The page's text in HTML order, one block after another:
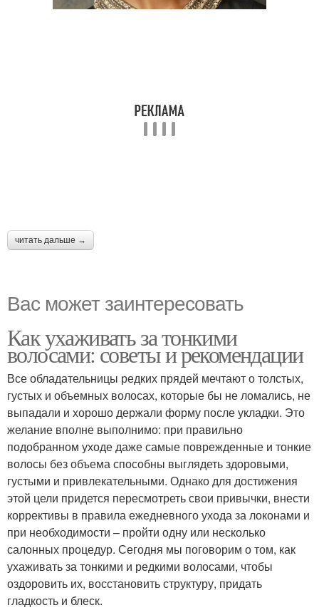
читать дальше →
Вас может заинтересовать
Как ухаживать за тонкими
волосами: советы и рекомендации
Все обладательницы редких прядей мечтают о толстых,
густых и объемных волосах, которые бы не ломались, не
выпадали и хорошо держали форму после укладки. Это
желание вполне выполнимо: при правильно
подобранном уходе даже самые поврежденные и тонкие
волосы без объема способны выглядеть здоровыми,
густыми и привлекательными. Однако для достижения
этой цели придется пересмотреть свои привычки, внести
коррективы в правила ежедневного ухода за локонами и
при необходимости – пройти одну или несколько
салонных процедур. Сегодня мы поговорим о том, как
ухаживать за тонкими и редкими волосами, чтобы
оздоровить их, восстановить структуру, придать
гладкость и блеск.